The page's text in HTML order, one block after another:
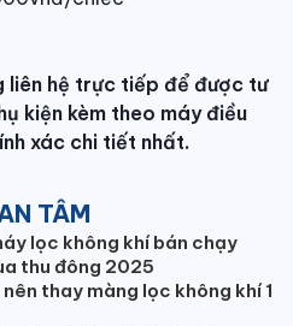
liên hệ trực tiếp để được tư
kiện kèm theo máy điều
xác chi tiết nhất.
TÂM
lọc không khí bán chạy
thu đông 2025
thay màng lọc không khí 1